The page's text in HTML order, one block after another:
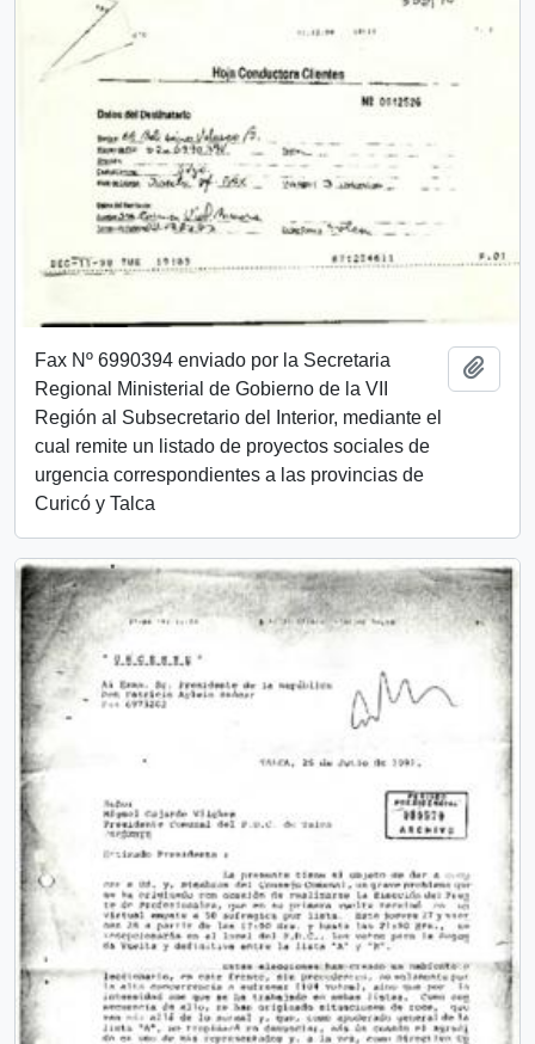
Fax Nº 6990394 enviado por la Secretaria
Regional Ministerial de Gobierno de la VII
Región al Subsecretario del Interior, mediante el
cual remite un listado de proyectos sociales de
urgencia correspondientes a las provincias de
Curicó y Talca